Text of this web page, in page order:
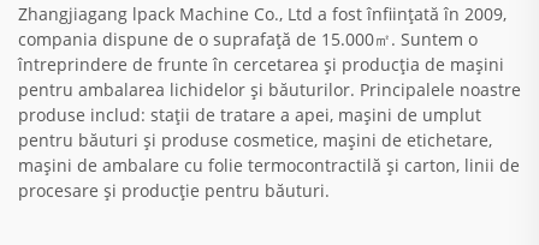
Zhangjiagang lpack Machine Co., Ltd a fost înființată în 2009,
compania dispune de o suprafață de 15.000㎡. Suntem o
întreprindere de frunte în cercetarea și producția de mașini
pentru ambalarea lichidelor și băuturilor. Principalele noastre
produse includ: stații de tratare a apei, mașini de umplut
pentru băuturi și produse cosmetice, mașini de etichetare,
mașini de ambalare cu folie termocontractilă și carton, linii de
procesare și producție pentru băuturi.